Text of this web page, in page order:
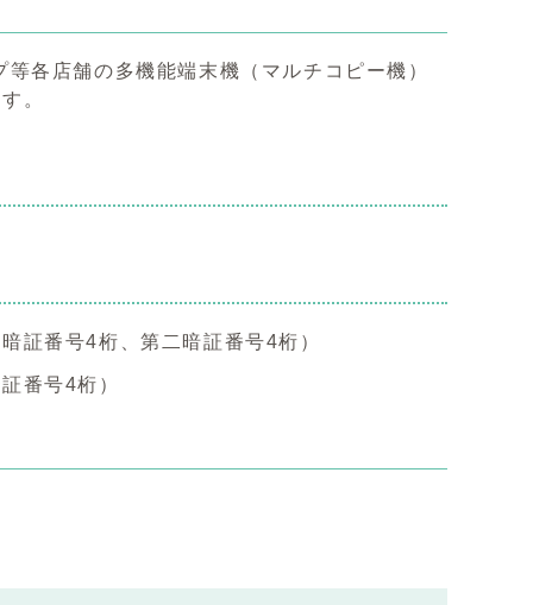
各店舗の多機能端末機（マルチコピー機）
。
証番号4桁、第二暗証番号4桁）
番号4桁）